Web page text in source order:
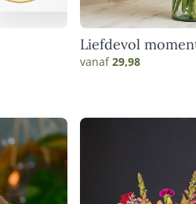
Liefdevol
vanaf29,98